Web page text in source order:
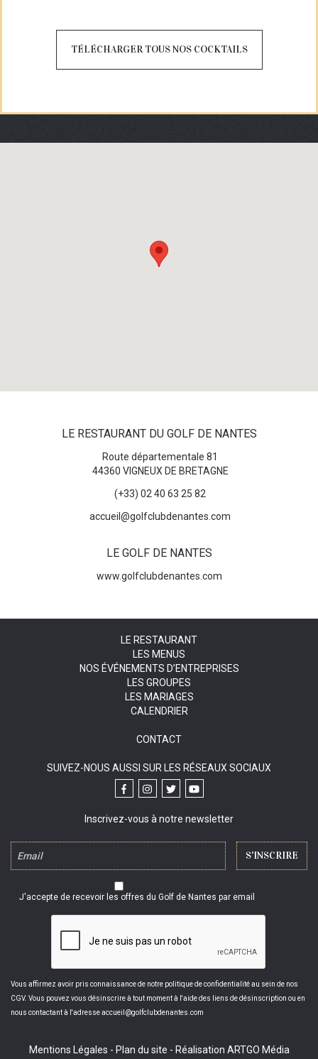
TÉLÉCHARGER TOUS NOS COCKTAILS
LE RESTAURANT DU GOLF DE NANTES
Route départementale 81
44360 VIGNEUX DE BRETAGNE
(+33) 02 40 63 25 82
accueil@golfclubdenantes.com
LE GOLF DE NANTES
www.golfclubdenantes.com
LE RESTAURANT
LES MENUS
NOS ÉVÉNEMENTS D’ENTREPRISES
LES GROUPES
LES MARIAGES
CALENDRIER
CONTACT
SUIVEZ-NOUS AUSSI SUR LES RÉSEAUX SOCIAUX
Inscrivez-vous à notre newsletter
J'accepte de recevoir les offres du Golf de Nantes par email
Vous affirmez avoir pris connaissance de notre politique de confidentialité au sein de nos
CGV. Vous pouvez vous désinscrire à tout moment à l'aide des liens de désinscription ou en
nous contactant à l'adresse accueil@golfclubdenantes.com
Mentions Légales - Plan du site - Réalisation ARTGO Média